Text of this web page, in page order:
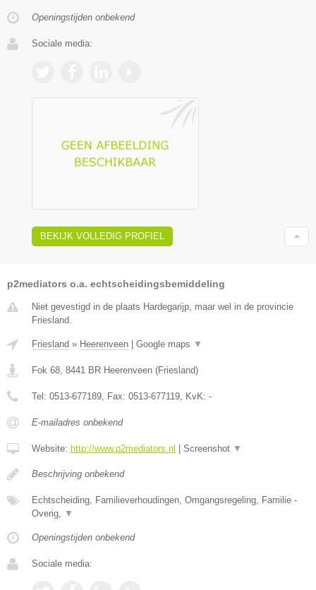
Openingstijden onbekend
Sociale media:
BEKIJK VOLLEDIG PROFIEL
p2mediators o.a. echtscheidingsbemiddeling
Niet gevestigd in de plaats Hardegarijp, maar wel in de provincie
Friesland.
Friesland » Heerenveen Google maps ▼
Fok 68 8441 BR Heerenveen (Friesland)
Tel: 0513-677189 , Fax: 0513-677119 , KvK: -
E-mailadres onbekend
Website: http://www.p2mediators.nl Screenshot ▼
Beschrijving onbekend
Echtscheiding, Familieverhoudingen, Omgangsregeling, Familie -
Overig,
▼
Openingstijden onbekend
Sociale media: